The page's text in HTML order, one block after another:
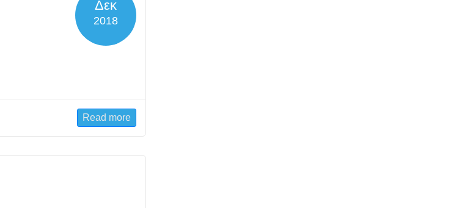
Δεκ
2018
Read more